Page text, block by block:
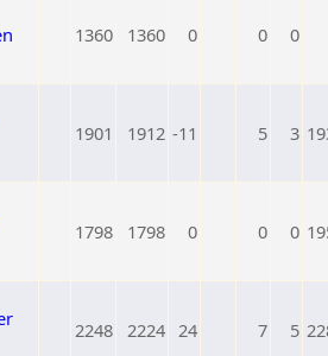
1360 1360 0 0 0
1901 1912 -11 5 3
1798 1798 0 0 0
2248 2224 24 7 5